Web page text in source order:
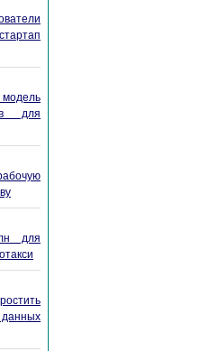
модель
для
для
данных